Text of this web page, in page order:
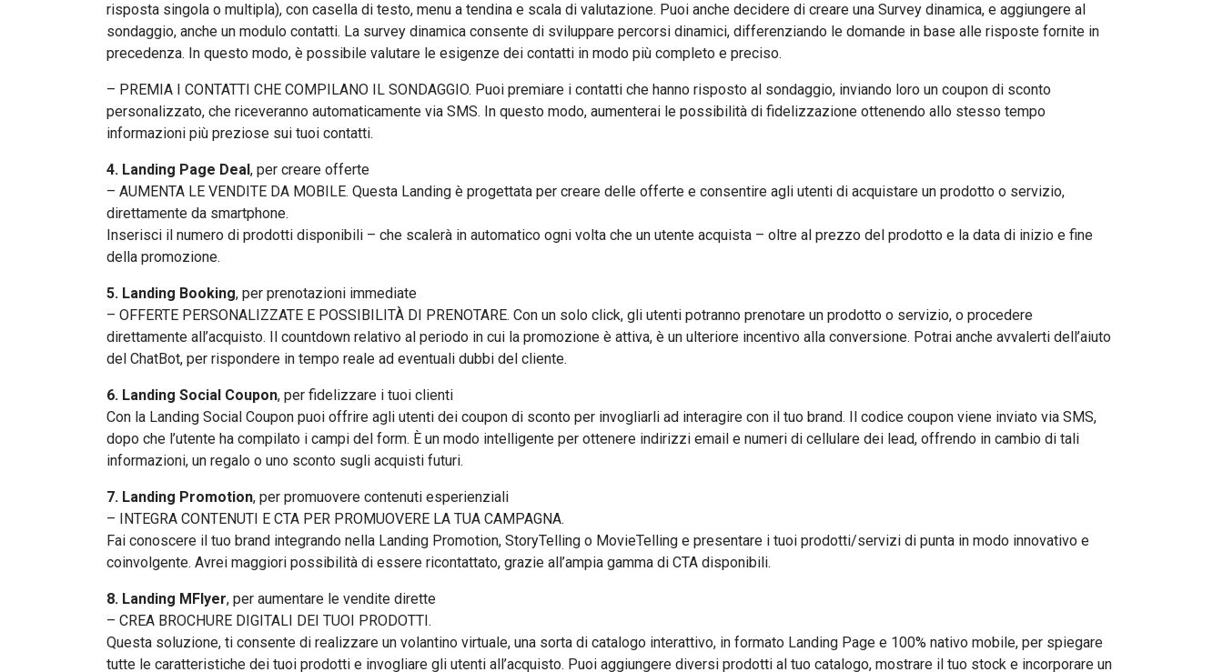
risposta singola o multipla), con casella di testo, menu a tendina e scala di valutazione. Puoi anche decidere di creare una Survey dinamica, e aggiungere al
sondaggio, anche un modulo contatti. La survey dinamica consente di sviluppare percorsi dinamici, differenziando le domande in base alle risposte fornite in
precedenza. In questo modo, è possibile valutare le esigenze dei contatti in modo più completo e preciso.
– PREMIA I CONTATTI CHE COMPILANO IL SONDAGGIO. Puoi premiare i contatti che hanno risposto al sondaggio, inviando loro un coupon di sconto
personalizzato, che riceveranno automaticamente via SMS. In questo modo, aumenterai le possibilità di fidelizzazione ottenendo allo stesso tempo
informazioni più preziose sui tuoi contatti.
4. Landing Page Deal, per creare offerte
– AUMENTA LE VENDITE DA MOBILE. Questa Landing è progettata per creare delle offerte e consentire agli utenti di acquistare un prodotto o servizio,
direttamente da smartphone.
Inserisci il numero di prodotti disponibili – che scalerà in automatico ogni volta che un utente acquista – oltre al prezzo del prodotto e la data di inizio e fine
della promozione.
5. Landing Booking, per prenotazioni immediate
– OFFERTE PERSONALIZZATE E POSSIBILITÀ DI PRENOTARE. Con un solo click, gli utenti potranno prenotare un prodotto o servizio, o procedere
direttamente all’acquisto. Il countdown relativo al periodo in cui la promozione è attiva, è un ulteriore incentivo alla conversione. Potrai anche avvalerti dell’aiuto
del ChatBot, per rispondere in tempo reale ad eventuali dubbi del cliente.
6. Landing Social Coupon, per fidelizzare i tuoi clienti
Con la Landing Social Coupon puoi offrire agli utenti dei coupon di sconto per invogliarli ad interagire con il tuo brand. Il codice coupon viene inviato via SMS,
dopo che l’utente ha compilato i campi del form. È un modo intelligente per ottenere indirizzi email e numeri di cellulare dei lead, offrendo in cambio di tali
informazioni, un regalo o uno sconto sugli acquisti futuri.
7. Landing Promotion, per promuovere contenuti esperienziali
– INTEGRA CONTENUTI E CTA PER PROMUOVERE LA TUA CAMPAGNA.
Fai conoscere il tuo brand integrando nella Landing Promotion, StoryTelling o MovieTelling e presentare i tuoi prodotti/servizi di punta in modo innovativo e
coinvolgente. Avrei maggiori possibilità di essere ricontattato, grazie all’ampia gamma di CTA disponibili.
8. Landing MFlyer, per aumentare le vendite dirette
– CREA BROCHURE DIGITALI DEI TUOI PRODOTTI.
Questa soluzione, ti consente di realizzare un volantino virtuale, una sorta di catalogo interattivo, in formato Landing Page e 100% nativo mobile, per spiegare
tutte le caratteristiche dei tuoi prodotti e invogliare gli utenti all’acquisto. Puoi aggiungere diversi prodotti al tuo catalogo, mostrare il tuo stock e incorporare un